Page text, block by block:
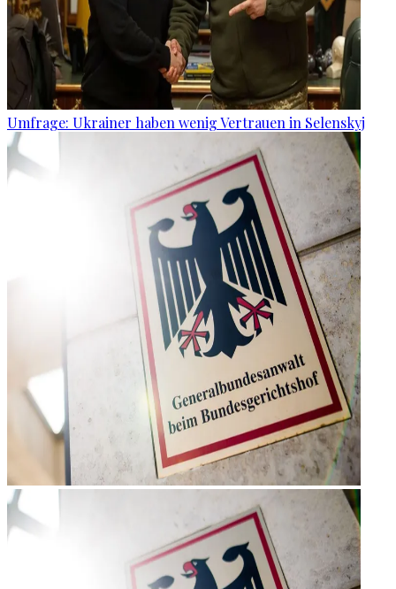
Umfrage: Ukrainer haben wenig Vertrauen in Selenskyj